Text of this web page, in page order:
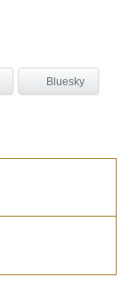
Bluesky